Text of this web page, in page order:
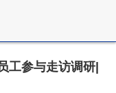
工参与走访调研|